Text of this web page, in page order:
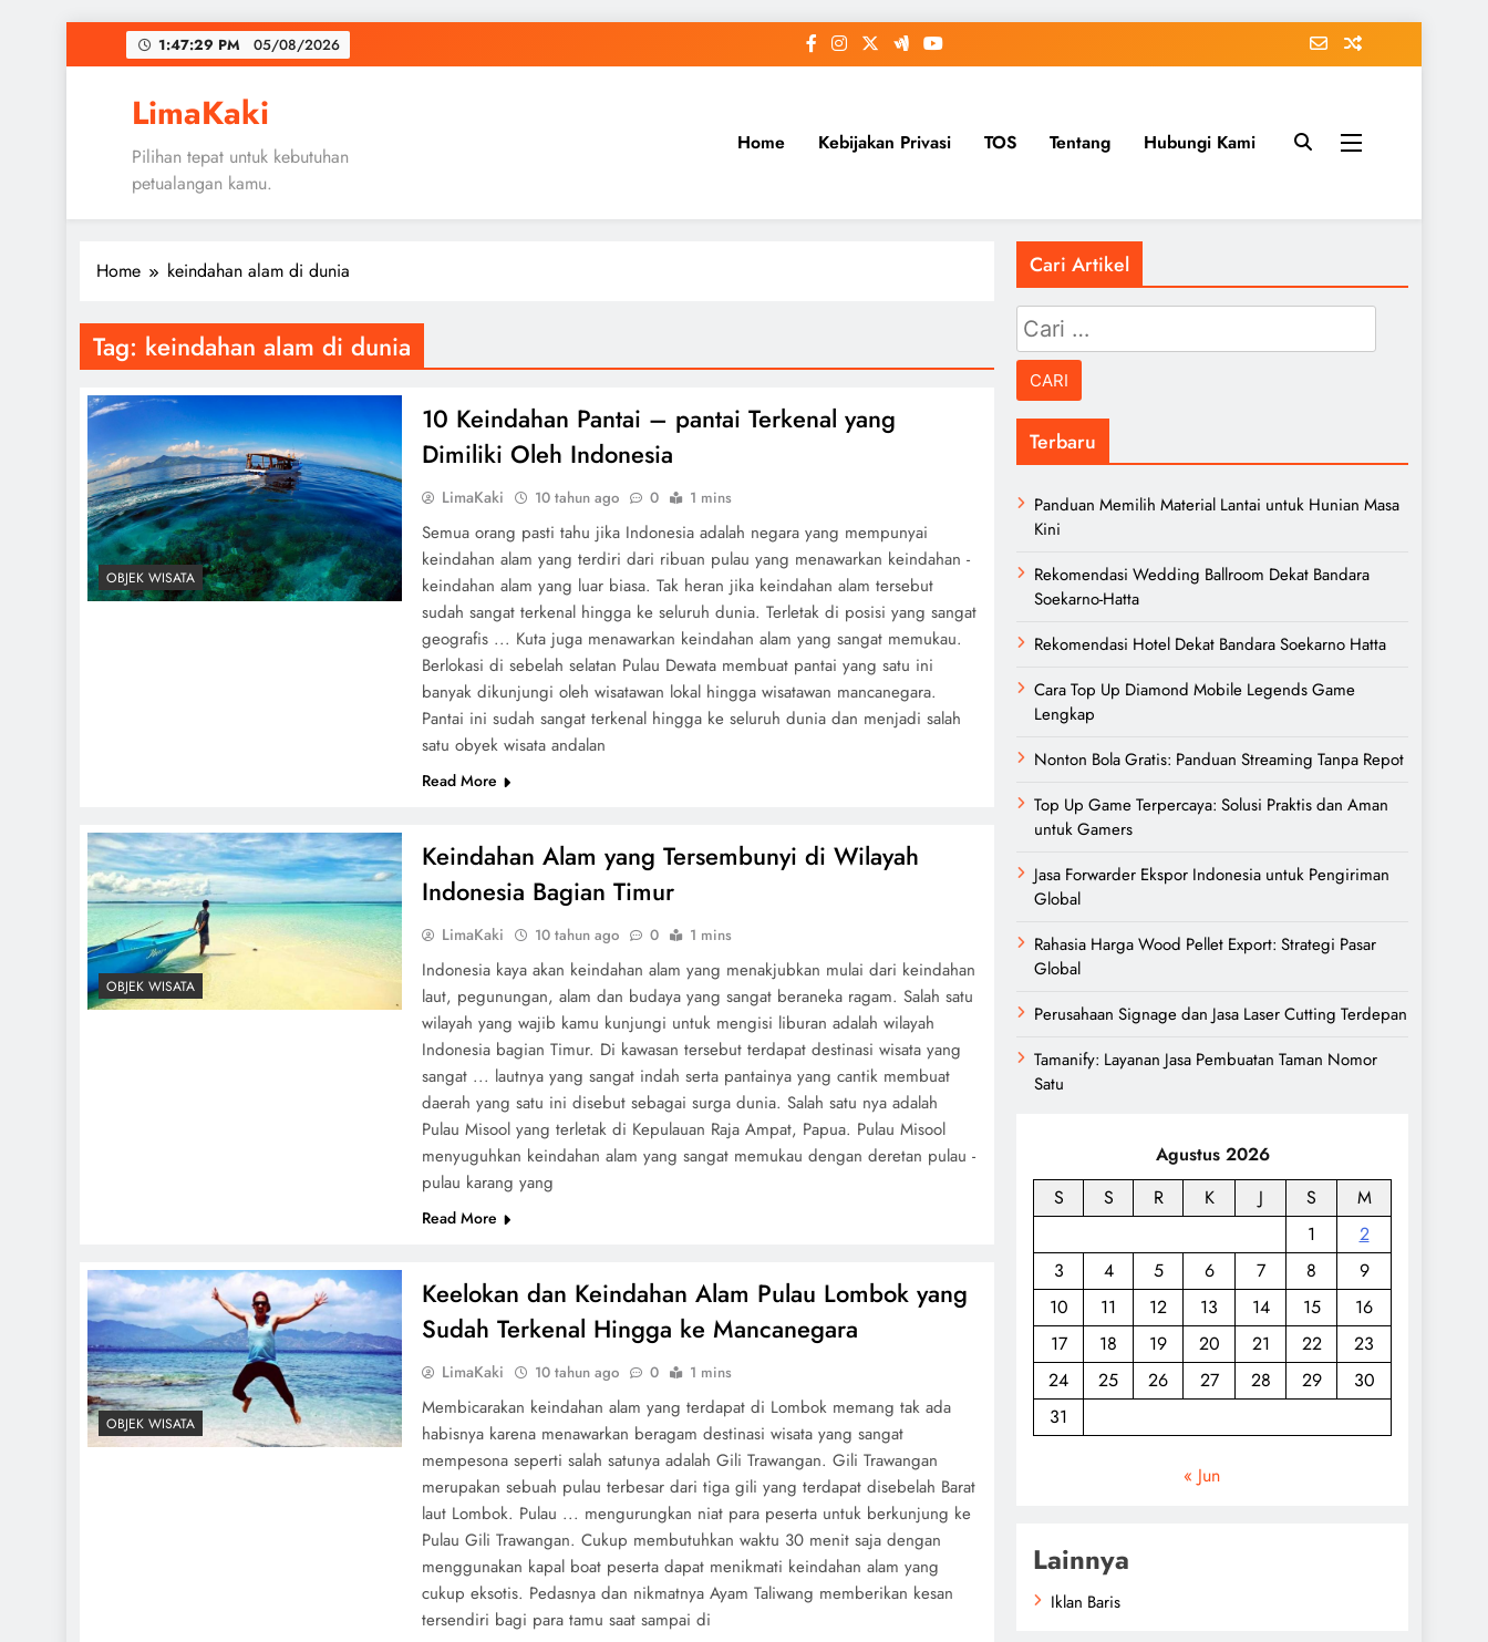
to
1:47:30 PM 05/08/2026
LimaKaki
Pilihan tepat untuk kebutuhan
petualangan kamu.
Home Kebijakan Privasi TOS Tentang Hubungi Kami
Home keindahan alam di dunia
Tag: keindahan alam di dunia
OBJEK WISATA
10 Keindahan Pantai – pantai Terkenal yang
Dimiliki Oleh Indonesia
LimaKaki 10 tahun ago 0 1 mins
Semua orang pasti tahu jika Indonesia adalah negara yang mempunyai
keindahan alam yang terdiri dari ribuan pulau yang menawarkan keindahan -
keindahan alam yang luar biasa. Tak heran jika keindahan alam tersebut
sudah sangat terkenal hingga ke seluruh dunia. Terletak di posisi yang sangat
geografis ... Kuta juga menawarkan keindahan alam yang sangat memukau.
Berlokasi di sebelah selatan Pulau Dewata membuat pantai yang satu ini
banyak dikunjungi oleh wisatawan lokal hingga wisatawan mancanegara.
Pantai ini sudah sangat terkenal hingga ke seluruh dunia dan menjadi salah
satu obyek wisata andalan
Read More
OBJEK WISATA
Keindahan Alam yang Tersembunyi di Wilayah
Indonesia Bagian Timur
LimaKaki 10 tahun ago 0 1 mins
Indonesia kaya akan keindahan alam yang menakjubkan mulai dari keindahan
laut, pegunungan, alam dan budaya yang sangat beraneka ragam. Salah satu
wilayah yang wajib kamu kunjungi untuk mengisi liburan adalah wilayah
Indonesia bagian Timur. Di kawasan tersebut terdapat destinasi wisata yang
sangat ... lautnya yang sangat indah serta pantainya yang cantik membuat
daerah yang satu ini disebut sebagai surga dunia. Salah satu nya adalah
Pulau Misool yang terletak di Kepulauan Raja Ampat, Papua. Pulau Misool
menyuguhkan keindahan alam yang sangat memukau dengan deretan pulau -
pulau karang yang
Read More
OBJEK WISATA
Keelokan dan Keindahan Alam Pulau Lombok yang
Sudah Terkenal Hingga ke Mancanegara
LimaKaki 10 tahun ago 0 1 mins
Membicarakan keindahan alam yang terdapat di Lombok memang tak ada
habisnya karena menawarkan beragam destinasi wisata yang sangat
mempesona seperti salah satunya adalah Gili Trawangan. Gili Trawangan
merupakan sebuah pulau terbesar dari tiga gili yang terdapat disebelah Barat
laut Lombok. Pulau ... mengurungkan niat para peserta untuk berkunjung ke
Pulau Gili Trawangan. Cukup membutuhkan waktu 30 menit saja dengan
menggunakan kapal boat peserta dapat menikmati keindahan alam yang
cukup eksotis. Pedasnya dan nikmatnya Ayam Taliwang memberikan kesan
tersendiri bagi para tamu saat sampai di
Cari Artikel
Cari
untuk:
Terbaru
Panduan Memilih Material Lantai untuk Hunian Masa
Kini
Rekomendasi Wedding Ballroom Dekat Bandara
Soekarno-Hatta
Rekomendasi Hotel Dekat Bandara Soekarno Hatta
Cara Top Up Diamond Mobile Legends Game
Lengkap
Nonton Bola Gratis: Panduan Streaming Tanpa Repot
Top Up Game Terpercaya: Solusi Praktis dan Aman
untuk Gamers
Jasa Forwarder Ekspor Indonesia untuk Pengiriman
Global
Rahasia Harga Wood Pellet Export: Strategi Pasar
Global
Perusahaan Signage dan Jasa Laser Cutting Terdepan
Tamanify: Layanan Jasa Pembuatan Taman Nomor
Satu
Agustus 2026
S
S R K J S
M
1
2
3
4 5 6 7 8
9
10
11 12 13 14 15
16
17
18 19 20 21 22
23
24
25 26 27 28 29
30
31
« Jun
Lainnya
Iklan Baris